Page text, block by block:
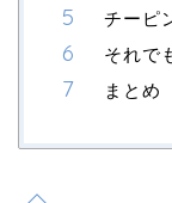
チーピ
それで
まとめ